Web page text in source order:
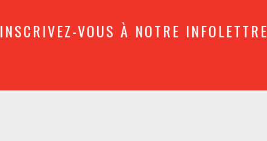
INSCRIVEZ-VOUS À NOTRE INFOLETTRE